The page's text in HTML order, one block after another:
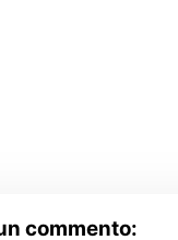
commento: